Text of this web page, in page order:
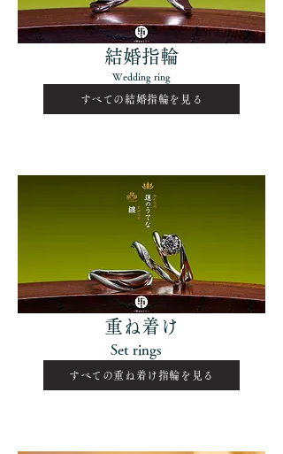
​結婚指輪
Wedding ring
すべての結婚指輪を見る
​重ね着け
Set rings
すべての重ね着け指輪を見る